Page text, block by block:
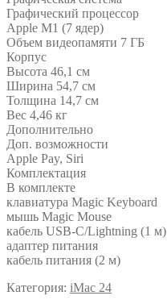
Графический процессор
Apple M1 (7 ядер)
Объем видеопамяти 7 ГБ
Корпус
Высота 46,1 см
Ширина 54,7 см
Толщина 14,7 см
Вес 4,46 кг
Дополнительно
Доп. возможности
Apple Pay, Siri
Комплектация
В комплекте
клавиатура Magic Keyboard
мышь Magic Mouse
кабель USB-C/Lightning (1 м)
адаптер питания
кабель питания (2 м)
Категория: iMac 24